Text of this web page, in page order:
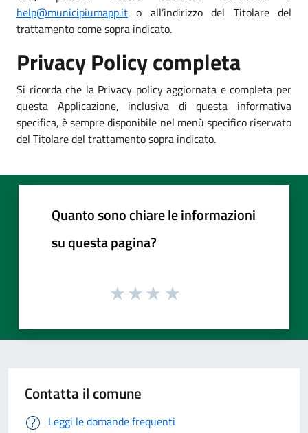
help@municipiumapp.it o all’indirizzo del Titolare del
trattamento come sopra indicato.
Privacy Policy completa
Si ricorda che la Privacy policy aggiornata e completa per
questa Applicazione, inclusiva di questa informativa
specifica, è sempre disponibile nel menù specifico riservato
del Titolare del trattamento sopra indicato.
Quanto sono chiare le informazioni
su questa pagina?
Contatta il comune
Leggi le domande frequenti